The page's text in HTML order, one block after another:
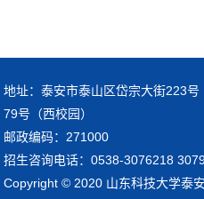
地址：泰安市泰山区岱宗大街223
79号（西校园）
邮政编码：271000
招生咨询电话：0538-3076218
Copyright © 2020 山东科技大学泰